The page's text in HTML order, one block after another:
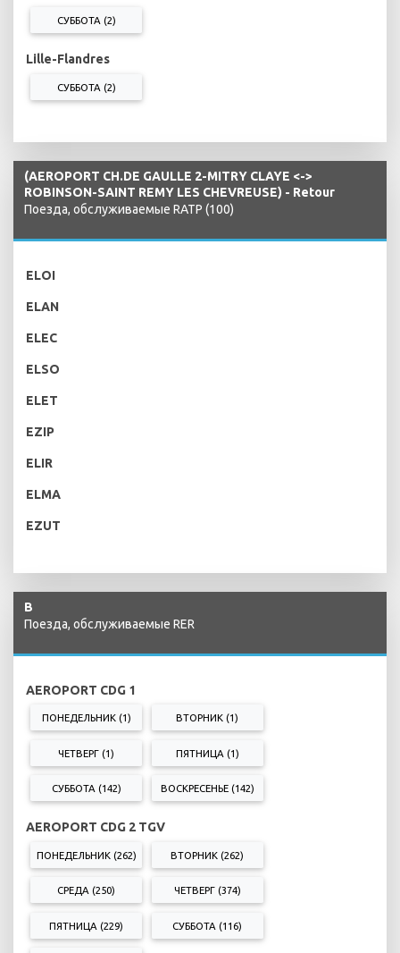
СУББОТА (2)
Lille-Flandres
СУББОТА (2)
(AEROPORT CH.DE GAULLE 2-MITRY CLAYE <->
ROBINSON-SAINT REMY LES CHEVREUSE) - Retour
Поезда, обслуживаемые RATP (100)
ELOI
ELAN
ELEC
ELSO
ELET
EZIP
ELIR
ELMA
EZUT
B
Поезда, обслуживаемые RER
AEROPORT CDG 1
ПОНЕДЕЛЬНИК (1) ВТОРНИК (1)
ЧЕТВЕРГ (1) ПЯТНИЦА (1)
СУББОТА (142) ВОСКРЕСЕНЬЕ (142)
AEROPORT CDG 2 TGV
ПОНЕДЕЛЬНИК (262) ВТОРНИК (262)
СРЕДА (250) ЧЕТВЕРГ (374)
ПЯТНИЦА (229) СУББОТА (116)